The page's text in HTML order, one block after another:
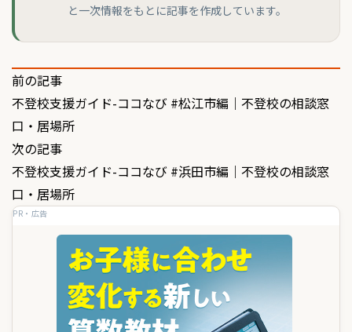
と一次情報をもとに記事を作成しています。
投
稿
ナ
ビ
ゲ
前の記事
不登校支援ガイド-ココなび #松江市編｜不登校の相談窓
口・居場所
次の記事
不登校支援ガイド-ココなび #浜田市編｜不登校の相談窓
口・居場所
PR・広告